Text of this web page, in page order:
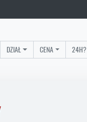
DZIAŁ CENA 24H?